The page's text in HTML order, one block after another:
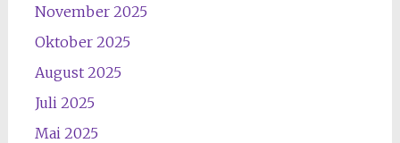
November 2025
Oktober 2025
August 2025
Juli 2025
Mai 2025